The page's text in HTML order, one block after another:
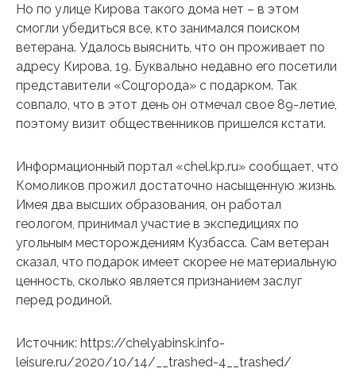
Но по улице Кирова такого дома нет – в этом
смогли убедиться все, кто занимался поиском
ветерана. Удалось выяснить, что он проживает по
адресу Кирова, 19. Буквально недавно его посетили
представители «Соцгорода» с подарком. Так
совпало, что в этот день он отмечал свое 89-летие,
поэтому визит общественников пришелся кстати.
Информационный портал «chel.kp.ru» сообщает, что
Комоликов прожил достаточно насыщенную жизнь.
Имея два высших образования, он работал
геологом, принимал участие в экспедициях по
угольным месторождениям Кузбасса. Сам ветеран
сказал, что подарок имеет скорее не материальную
ценность, сколько является признанием заслуг
перед родиной.
Источник: https://chelyabinsk.info-
leisure.ru/2020/10/14/__trashed-4__trashed/